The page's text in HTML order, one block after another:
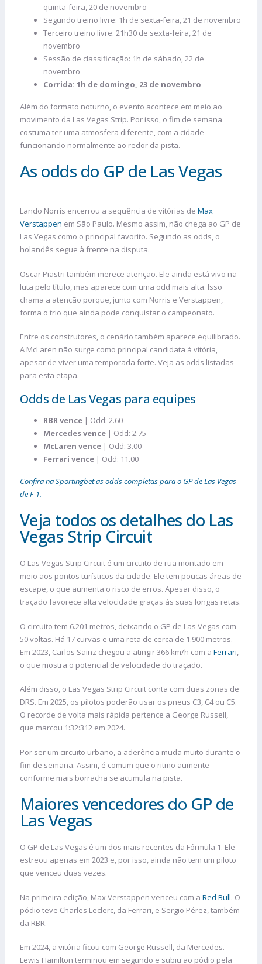
quinta-feira, 20 de novembro
Segundo treino livre: 1h de sexta-feira, 21 de novembro
Terceiro treino livre: 21h30 de sexta-feira, 21 de
novembro
Sessão de classificação: 1h de sábado, 22 de
novembro
Corrida: 1h de domingo, 23 de novembro
Além do formato noturno, o evento acontece em meio ao
movimento da Las Vegas Strip. Por isso, o fim de semana
costuma ter uma atmosfera diferente, com a cidade
funcionando normalmente ao redor da pista.
As odds do GP de Las Vegas
Lando Norris encerrou a sequência de vitórias de Max
Verstappen em São Paulo. Mesmo assim, não chega ao GP de
Las Vegas como o principal favorito. Segundo as odds, o
holandês segue à frente na disputa.
Oscar Piastri também merece atenção. Ele ainda está vivo na
luta pelo título, mas aparece com uma odd mais alta. Isso
chama a atenção porque, junto com Norris e Verstappen,
forma o trio que ainda pode conquistar o campeonato.
Entre os construtores, o cenário também aparece equilibrado.
A McLaren não surge como principal candidata à vitória,
apesar de viver uma temporada forte. Veja as odds listadas
para esta etapa.
Odds de Las Vegas para equipes
RBR vence | Odd: 2.60
Mercedes vence | Odd: 2.75
McLaren vence | Odd: 3.00
Ferrari vence | Odd: 11.00
Confira na Sportingbet as odds completas para o GP de Las Vegas
de F-1.
Veja todos os detalhes do Las
Vegas Strip Circuit
O Las Vegas Strip Circuit é um circuito de rua montado em
meio aos pontos turísticos da cidade. Ele tem poucas áreas de
escape, o que aumenta o risco de erros. Apesar disso, o
traçado favorece alta velocidade graças às suas longas retas.
O circuito tem 6.201 metros, deixando o GP de Las Vegas com
50 voltas. Há 17 curvas e uma reta de cerca de 1.900 metros.
Em 2023, Carlos Sainz chegou a atingir 366 km/h com a Ferrari,
o que mostra o potencial de velocidade do traçado.
Além disso, o Las Vegas Strip Circuit conta com duas zonas de
DRS. Em 2025, os pilotos poderão usar os pneus C3, C4 ou C5.
O recorde de volta mais rápida pertence a George Russell,
que marcou 1:32:312 em 2024.
Por ser um circuito urbano, a aderência muda muito durante o
fim de semana. Assim, é comum que o ritmo aumente
conforme mais borracha se acumula na pista.
Maiores vencedores do GP de
Las Vegas
O GP de Las Vegas é um dos mais recentes da Fórmula 1. Ele
estreou apenas em 2023 e, por isso, ainda não tem um piloto
que venceu duas vezes.
Na primeira edição, Max Verstappen venceu com a Red Bull. O
pódio teve Charles Leclerc, da Ferrari, e Sergio Pérez, também
da RBR.
Em 2024, a vitória ficou com George Russell, da Mercedes.
Lewis Hamilton terminou em segundo e subiu ao pódio pela